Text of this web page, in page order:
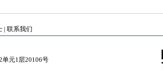
| 联系我们
元1层20106号